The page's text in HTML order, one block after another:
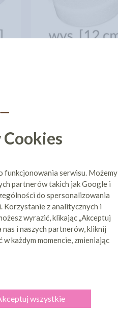
funkcjonowania serwisu. Możemy
partnerów takich jak Google i
do spersonalizowania
Korzystanie z analitycznych i
wyrazić, klikając „Akceptuj
nas i naszych partnerów, kliknij
każdym momencie, zmieniając
wszystkie